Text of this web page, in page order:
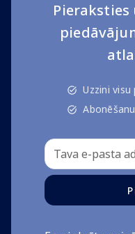
Pieraksties
Uzzini visu